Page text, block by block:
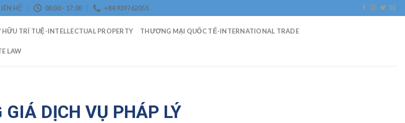
HỆ 08:00 - 17:00 +84 939762055
HỮU TRÍ TUỆ-INTELLECTUAL PROPERTY THƯƠNG MẠI QUỐC TẾ-INTERNATIONAL TRADE
LAW
GIÁ DỊCH VỤ PHÁP LÝ